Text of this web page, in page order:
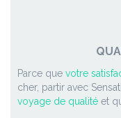
Parce que votre
cher, partir avec
voyage de qualité et